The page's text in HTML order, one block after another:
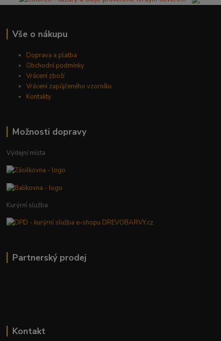
Vše o nákupu
Doprava a platba
Obchodní podmínky
Vrácení zboží
Vrácení zapůjčeného vzorníku
Kontakty
Možnosti dopravy
Výdejní místa
Kurýrní služba
Partnerský prodej
Kontakt